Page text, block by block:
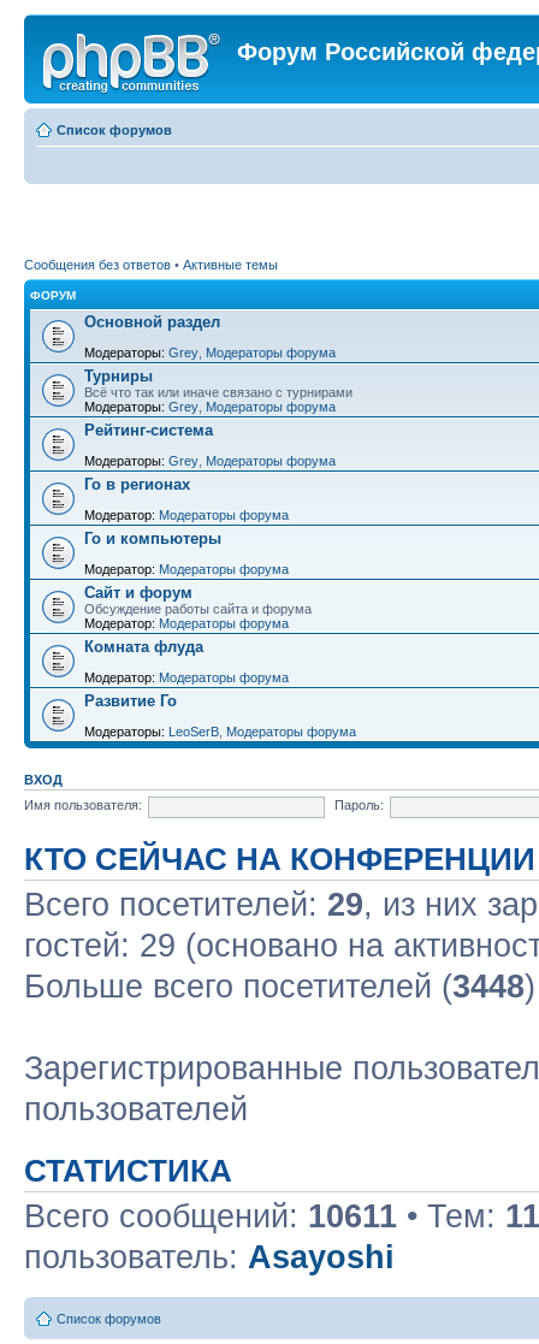
Форум Российской
Список форумов
Сообщения без ответов • Активные темы
ФОРУМ
Основной раздел
Модераторы: Grey Модераторы форума
Турниры
Всё что так или иначе связано с турнирами
Модераторы: Grey Модераторы форума
Рейтинг-система
Модераторы: Grey Модераторы форума
Го в регионах
Модератор: Модераторы форума
Го и компьютеры
Модератор: Модераторы форума
Сайт и форум
Обсуждение работы сайта и форума
Модератор: Модераторы форума
Комната флуда
Модератор: Модераторы форума
Развитие Го
Модераторы: LeoSerB Модераторы форума
ВХОД
Имя пользователя:
Пароль:
КТО СЕЙЧАС НА КОНФЕРЕНЦИИ
Всего посетителей: 29, из них
гостей: 29 (основано на
Больше всего посетителей (3448
Зарегистрированные
пользователей
СТАТИСТИКА
Всего сообщений: 10611 • Тем:
пользователь: Asayoshi
Список форумов